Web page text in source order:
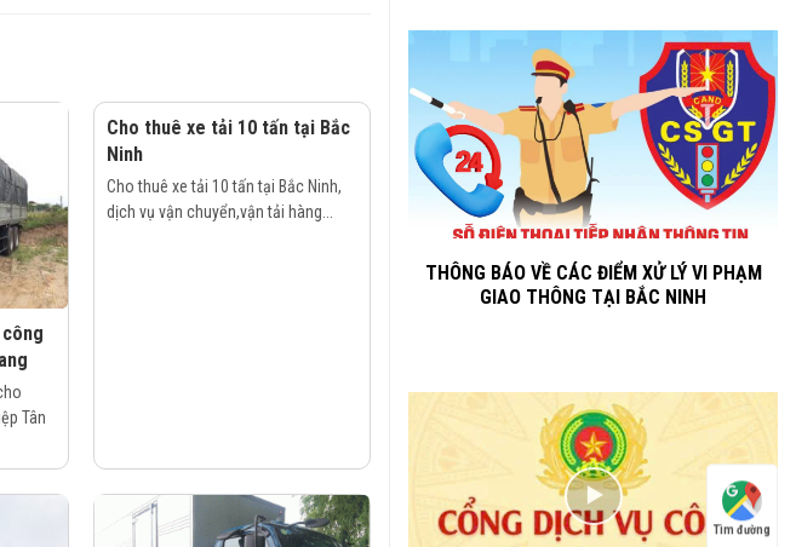
Tân
Cho thuê xe tải 10 tấn tại Bắc
Ninh
Cho thuê xe tải 10 tấn tại Bắc Ninh,
dịch vụ vận chuyển,vận tải hàng...
THÔNG BÁO VỀ CÁC ĐIỂM XỬ LÝ VI PHẠM
GIAO THÔNG TẠI BẮC NINH
Tìm đường